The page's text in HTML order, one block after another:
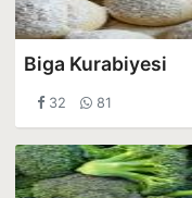
Biga Kurabiyesi
32 81